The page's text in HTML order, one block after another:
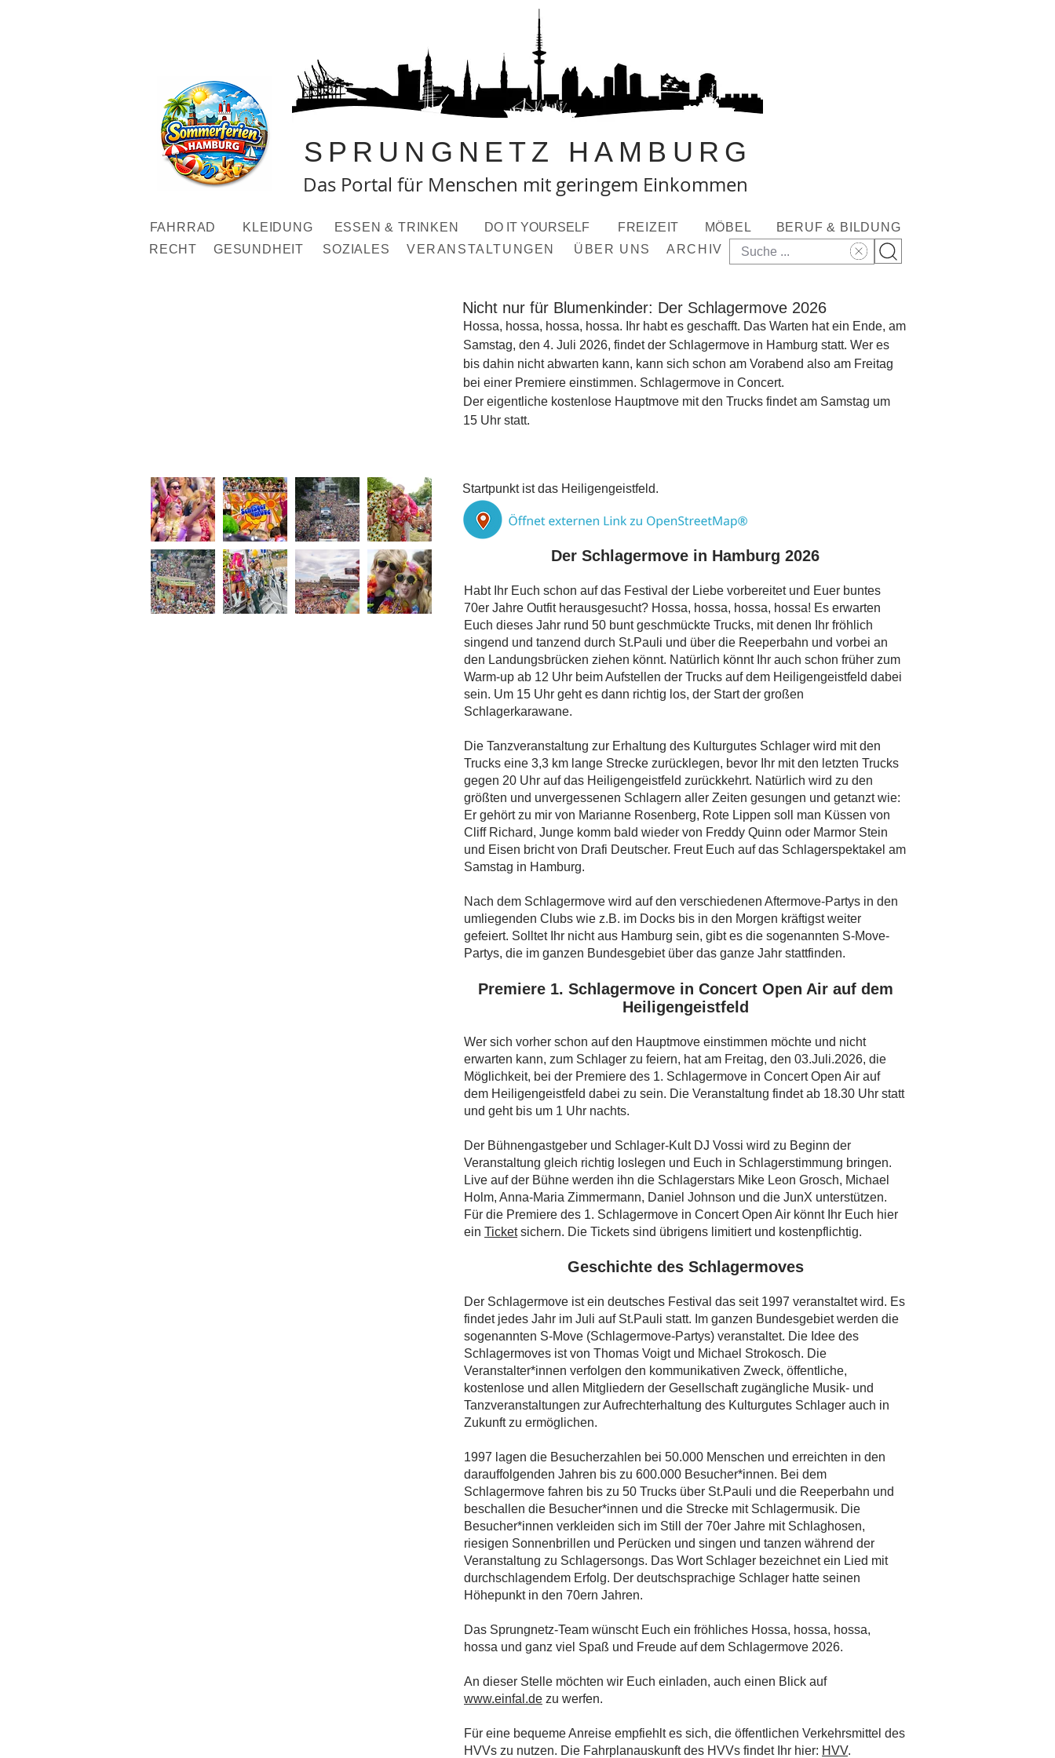
SPRUNGNETZ HAMBURG
Das Portal für Menschen mit geringem Einkommen
FAHRRAD
KLEIDUNG
RECHT
GESUNDHEIT
DO IT YOURSELF FREIZEIT
ESSEN & TRINKEN
SOZIALES
VERANSTALTUNGEN ÜBER UNS
MÖBEL
ARCHIV
BERUF & BILDUNG
Nicht nur für Blumenkinder: Der Schlagermove 2026
Hossa, hossa, hossa, hossa. Ihr habt es geschafft. Das Warten hat ein Ende, am
Samstag, den 4. Juli 2026, findet der Schlagermove in Hamburg statt. Wer es
bis dahin nicht abwarten kann, kann sich schon am Vorabend also am Freitag
bei einer Premiere einstimmen. Schlagermove in Concert.
Der eigentliche kostenlose Hauptmove mit den Trucks findet am Samstag um
15 Uhr statt.
Startpunkt ist das Heiligengeistfeld.
Der Schlagermove in Hamburg 2026
Habt Ihr Euch schon auf das Festival der Liebe vorbereitet und Euer buntes
70er Jahre Outfit herausgesucht? Hossa, hossa, hossa, hossa! Es erwarten
Euch dieses Jahr rund 50 bunt geschmückte Trucks, mit denen Ihr fröhlich
singend und tanzend durch St.Pauli und über die Reeperbahn und vorbei an
den Landungsbrücken ziehen könnt. Natürlich könnt Ihr auch schon früher zum
Warm-up ab 12 Uhr beim Aufstellen der Trucks auf dem Heiligengeistfeld dabei
sein. Um 15 Uhr geht es dann richtig los, der Start der großen
Schlagerkarawane.
Die Tanzveranstaltung zur Erhaltung des Kulturgutes Schlager wird mit den
Trucks eine 3,3 km lange Strecke zurücklegen, bevor Ihr mit den letzten Trucks
gegen 20 Uhr auf das Heiligengeistfeld zurückkehrt. Natürlich wird zu den
größten und unvergessenen Schlagern aller Zeiten gesungen und getanzt wie:
Er gehört zu mir von Marianne Rosenberg, Rote Lippen soll man Küssen von
Cliff Richard, Junge komm bald wieder von Freddy Quinn oder Marmor Stein
und Eisen bricht von Drafi Deutscher. Freut Euch auf das Schlagerspektakel am
Samstag in Hamburg.
Nach dem Schlagermove wird auf den verschiedenen Aftermove-Partys in den
umliegenden Clubs wie z.B. im Docks bis in den Morgen kräftigst weiter
gefeiert. Solltet Ihr nicht aus Hamburg sein, gibt es die sogenannten S-Move-
Partys, die im ganzen Bundesgebiet über das ganze Jahr stattfinden.
Premiere 1. Schlagermove in Concert Open Air auf dem
Heiligengeistfeld
Wer sich vorher schon auf den Hauptmove einstimmen möchte und nicht
erwarten kann, zum Schlager zu feiern, hat am Freitag, den 03.Juli.2026, die
Möglichkeit, bei der Premiere des 1. Schlagermove in Concert Open Air auf
dem Heiligengeistfeld dabei zu sein. Die Veranstaltung findet ab 18.30 Uhr statt
und geht bis um 1 Uhr nachts.
Der Bühnengastgeber und Schlager-Kult DJ Vossi wird zu Beginn der
Veranstaltung gleich richtig loslegen und Euch in Schlagerstimmung bringen.
Live auf der Bühne werden ihn die Schlagerstars Mike Leon Grosch, Michael
Holm, Anna-Maria Zimmermann, Daniel Johnson und die JunX unterstützen.
Für die Premiere des 1. Schlagermove in Concert Open Air könnt Ihr Euch hier
ein Ticketsichern. Die Tickets sind übrigens limitiert und kostenpflichtig.
Geschichte des Schlagermoves
Der Schlagermove ist ein deutsches Festival das seit 1997 veranstaltet wird. Es
findet jedes Jahr im Juli auf St.Pauli statt. Im ganzen Bundesgebiet werden die
sogenannten S-Move (Schlagermove-Partys) veranstaltet. Die Idee des
Schlagermoves ist von Thomas Voigt und Michael Strokosch. Die
Veranstalter*innen verfolgen den kommunikativen Zweck, öffentliche,
kostenlose und allen Mitgliedern der Gesellschaft zugängliche Musik- und
Tanzveranstaltungen zur Aufrechterhaltung des Kulturgutes Schlager auch in
Zukunft zu ermöglichen.
1997 lagen die Besucherzahlen bei 50.000 Menschen und erreichten in den
darauffolgenden Jahren bis zu 600.000 Besucher*innen. Bei dem
Schlagermove fahren bis zu 50 Trucks über St.Pauli und die Reeperbahn und
beschallen die Besucher*innen und die Strecke mit Schlagermusik. Die
Besucher*innen verkleiden sich im Still der 70er Jahre mit Schlaghosen,
riesigen Sonnenbrillen und Perücken und singen und tanzen während der
Veranstaltung zu Schlagersongs. Das Wort Schlager bezeichnet ein Lied mit
durchschlagendem Erfolg. Der deutschsprachige Schlager hatte seinen
Höhepunkt in den 70ern Jahren.
Das Sprungnetz-Team wünscht Euch ein fröhliches Hossa, hossa, hossa,
hossa und ganz viel Spaß und Freude auf dem Schlagermove 2026.
An dieser Stelle möchten wir Euch einladen, auch einen Blick auf
www.einfal.de zu werfen.
Für eine bequeme Anreise empfiehlt es sich, die öffentlichen Verkehrsmittel des
HVVs zu nutzen. Die Fahrplanauskunft des HVVs findet Ihr hier: HVV.